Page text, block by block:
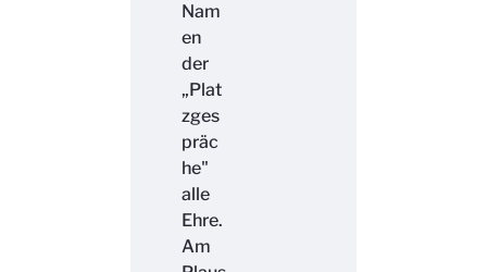
Nam
en
der
„Plat
zges
präc
he"
alle
Ehre.
Am